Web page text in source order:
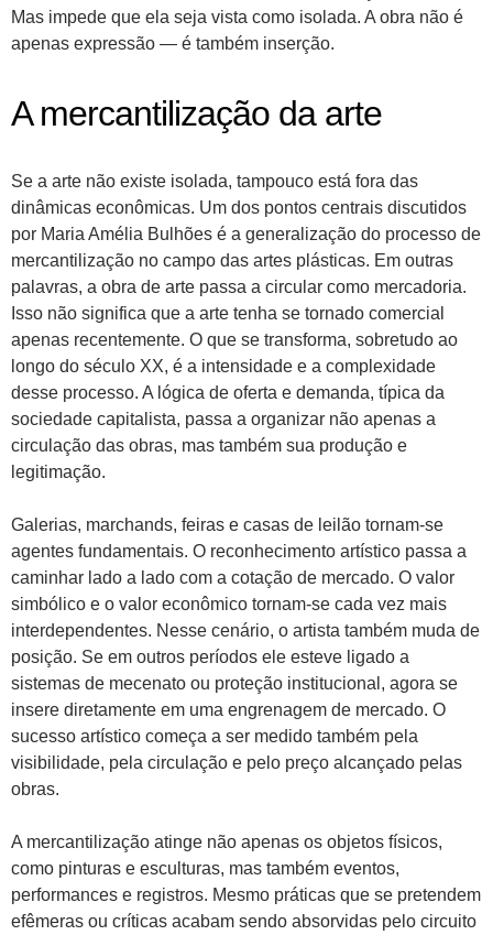
Mas impede que ela seja vista como isolada. A obra não é
apenas expressão — é também inserção.
A mercantilização da arte
Se a arte não existe isolada, tampouco está fora das
dinâmicas econômicas. Um dos pontos centrais discutidos
por Maria Amélia Bulhões é a generalização do processo de
mercantilização no campo das artes plásticas. Em outras
palavras, a obra de arte passa a circular como mercadoria.
Isso não significa que a arte tenha se tornado comercial
apenas recentemente. O que se transforma, sobretudo ao
longo do século XX, é a intensidade e a complexidade
desse processo. A lógica de oferta e demanda, típica da
sociedade capitalista, passa a organizar não apenas a
circulação das obras, mas também sua produção e
legitimação.
Galerias, marchands, feiras e casas de leilão tornam-se
agentes fundamentais. O reconhecimento artístico passa a
caminhar lado a lado com a cotação de mercado. O valor
simbólico e o valor econômico tornam-se cada vez mais
interdependentes. Nesse cenário, o artista também muda de
posição. Se em outros períodos ele esteve ligado a
sistemas de mecenato ou proteção institucional, agora se
insere diretamente em uma engrenagem de mercado. O
sucesso artístico começa a ser medido também pela
visibilidade, pela circulação e pelo preço alcançado pelas
obras.
A mercantilização atinge não apenas os objetos físicos,
como pinturas e esculturas, mas também eventos,
performances e registros. Mesmo práticas que se pretendem
efêmeras ou críticas acabam sendo absorvidas pelo circuito